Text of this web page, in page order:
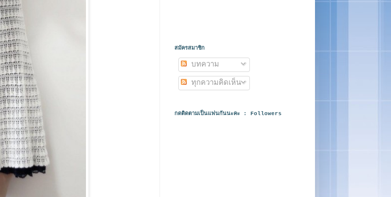
สมัครสมาชิก
บทความ
ทุกความคิดเห็น
กดติดตามเป็นแฟนกันนะคะ : Followers